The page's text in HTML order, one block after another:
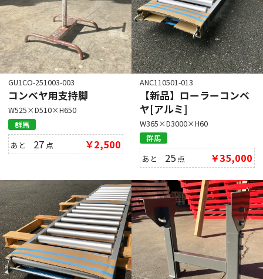
GU1CO-251003-003
コンベヤ用支持脚
W525×D510×H650
群馬
あと 27 点 ￥2,500
ANC110501-013
【新品】ローラーコンベ
ヤ[アルミ]
W365×D3000×H60
群馬
あと 25 点 ￥35,000